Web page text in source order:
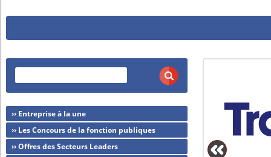
›› Entreprise à la une
›› Les Concours de la fonction publiques
›› Offres des Secteurs Leaders